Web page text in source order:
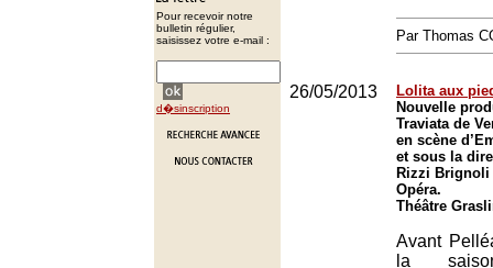
Pour recevoir notre
bulletin régulier,
saisissez votre e-mail :
d�sinscription
Par Thomas
26/05/2013
Lolita aux
Nouvelle
Traviata de
en scène
et sous la
Rizzi Brignoli
Opéra.
Théâtre
Avant
la